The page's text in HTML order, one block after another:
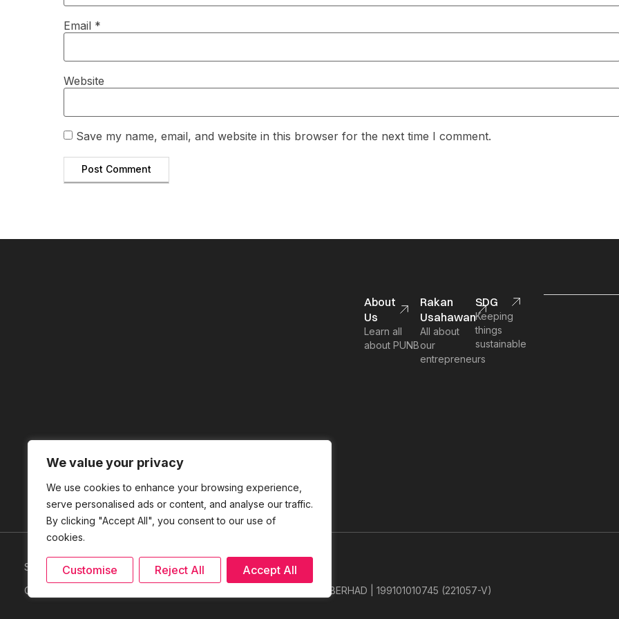
We value your privacy
We use cookies to enhance your browsing experience,
serve personalised ads or content, and analyse our traffic.
By clicking "Accept All", you consent to our use of
cookies.
Customise Reject All Accept All
Email *
Website
Save my name, email, and website in this browser for the next time I comment.
About
Us
Learn all
about PUNB
Rakan
Usahawan
All about
our
entrepreneurs
SDG
Keeping
things
sustainable
Site Map|ICNET|Disclaimer
Copyright Reserved © 2026 PERBADANAN USAHAWAN NASIONAL BERHAD | 199101010745 (221057-V)